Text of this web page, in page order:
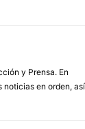
y Prensa. En
en orden,